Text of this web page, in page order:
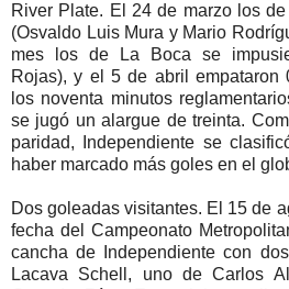
River Plate. El 24 de marzo los
(Osvaldo Luis Mura y Mario
mes los de La Boca se
Rojas), y el 5 de abril empataron
los noventa minutos
se jugó un alargue de treinta.
paridad, Independiente se
haber marcado más goles en el
Dos goleadas visitantes. El 15 de
fecha del Campeonato
cancha de Independiente con
Lacava Schell, uno de Carlos